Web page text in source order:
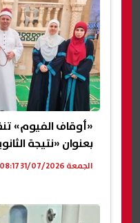
«أوقاف الفيوم»
بعنوان «نتيجة
الجمعة 31/07/2026 08:17 م